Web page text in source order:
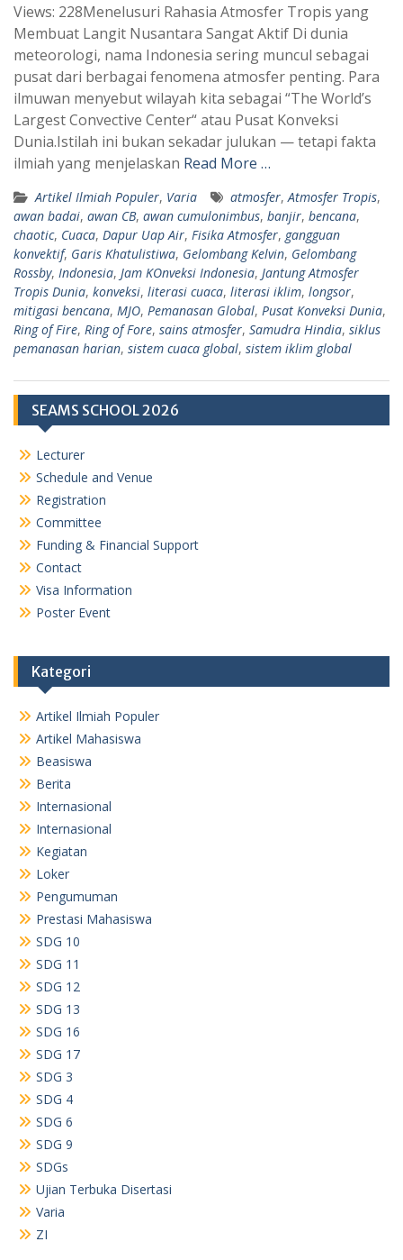
a
t
s
A
p
p
l
e
g
r
a
m
Views: 228Menelusuri Rahasia Atmosfer Tropis yang
Membuat Langit Nusantara Sangat Aktif Di dunia
meteorologi, nama Indonesia sering muncul sebagai
pusat dari berbagai fenomena atmosfer penting. Para
ilmuwan menyebut wilayah kita sebagai “The World’s
Largest Convective Center“ atau Pusat Konveksi
Dunia.Istilah ini bukan sekadar julukan — tetapi fakta
ilmiah yang menjelaskan Read More …
Artikel Ilmiah Populer, Varia atmosfer, Atmosfer Tropis,
awan badai, awan CB, awan cumulonimbus, banjir, bencana,
chaotic, Cuaca, Dapur Uap Air, Fisika Atmosfer, gangguan
konvektif, Garis Khatulistiwa, Gelombang Kelvin, Gelombang
Rossby, Indonesia, Jam KOnveksi Indonesia, Jantung Atmosfer
Tropis Dunia, konveksi, literasi cuaca, literasi iklim, longsor,
mitigasi bencana, MJO, Pemanasan Global, Pusat Konveksi Dunia,
Ring of Fire, Ring of Fore, sains atmosfer, Samudra Hindia, siklus
pemanasan harian, sistem cuaca global, sistem iklim global
SEAMS SCHOOL 2026
Lecturer
Schedule and Venue
Registration
Committee
Funding & Financial Support
Contact
Visa Information
Poster Event
Kategori
Artikel Ilmiah Populer
Artikel Mahasiswa
Beasiswa
Berita
Internasional
Internasional
Kegiatan
Loker
Pengumuman
Prestasi Mahasiswa
SDG 10
SDG 11
SDG 12
SDG 13
SDG 16
SDG 17
SDG 3
SDG 4
SDG 6
SDG 9
SDGs
Ujian Terbuka Disertasi
Varia
ZI